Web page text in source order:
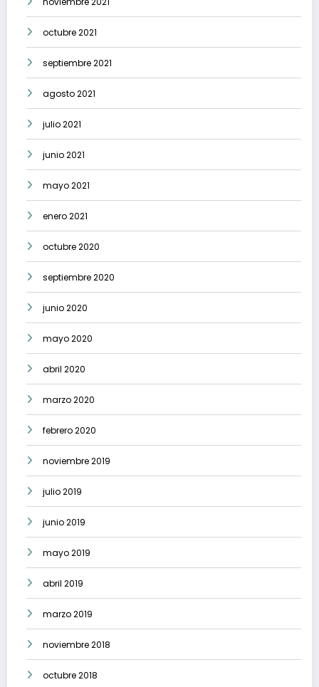
octubre 2021
septiembre 2021
agosto 2021
julio 2021
junio 2021
mayo 2021
enero 2021
octubre 2020
septiembre 2020
junio 2020
mayo 2020
abril 2020
marzo 2020
febrero 2020
noviembre 2019
julio 2019
junio 2019
mayo 2019
abril 2019
marzo 2019
noviembre 2018
octubre 2018